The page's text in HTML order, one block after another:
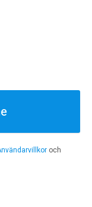
och